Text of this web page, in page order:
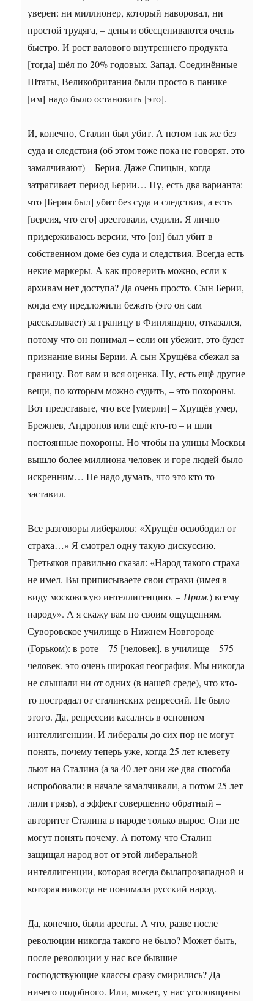
уверен: ни миллионер, который наворовал, ни
простой трудяга, – деньги обесцениваются очень
быстро. И рост валового внутреннего продукта
[тогда] шёл по 20% годовых. Запад, Соединённые
Штаты, Великобритания были просто в панике –
[им] надо было остановить [это].
И, конечно, Сталин был убит. А потом так же без
суда и следствия (об этом тоже пока не говорят, это
замалчивают) – Берия. Даже Спицын, когда
затрагивает период Берии… Ну, есть два варианта:
что [Берия был] убит без суда и следствия, а есть
[версия, что его] арестовали, судили. Я лично
придерживаюсь версии, что [он] был убит в
собственном доме без суда и следствия. Всегда есть
некие маркеры. А как проверить можно, если к
архивам нет доступа? Да очень просто. Сын Берии,
когда ему предложили бежать (это он сам
рассказывает) за границу в Финляндию, отказался,
потому что он понимал – если он убежит, это будет
признание вины Берии. А сын Хрущёва сбежал за
границу. Вот вам и вся оценка. Ну, есть ещё другие
вещи, по которым можно судить, – это похороны.
Вот представьте, что все [умерли] – Хрущёв умер,
Брежнев, Андропов или ещё кто-то – и шли
постоянные похороны. Но чтобы на улицы Москвы
вышло более миллиона человек и горе людей было
искренним… Не надо думать, что это кто-то
заставил.
Все разговоры либералов: «Хрущёв освободил от
страха…» Я смотрел одну такую дискуссию,
Третьяков правильно сказал: «Народ такого страха
не имел. Вы приписываете свои страхи (имея в
виду московскую интеллигенцию. – Прим.) всему
народу». А я скажу вам по своим ощущениям.
Суворовское училище в Нижнем Новгороде
(Горьком): в роте – 75 [человек], в училище – 575
человек, это очень широкая география. Мы никогда
не слышали ни от одних (в нашей среде), что кто-
то пострадал от сталинских репрессий. Не было
этого. Да, репрессии касались в основном
интеллигенции. И либералы до сих пор не могут
понять, почему теперь уже, когда 25 лет клевету
льют на Сталина (а за 40 лет они же два способа
испробовали: в начале замалчивали, а потом 25 лет
лили грязь), а эффект совершенно обратный –
авторитет Сталина в народе только вырос. Они не
могут понять почему. А потому что Сталин
защищал народ вот от этой либеральной
интеллигенции, которая всегда былапрозападной и
которая никогда не понимала русский народ.
Да, конечно, были аресты. А что, разве после
революции никогда такого не было? Может быть,
после революции у нас все бывшие
господствующие классы сразу смирились? Да
ничего подобного. Или, может, у нас уголовщины